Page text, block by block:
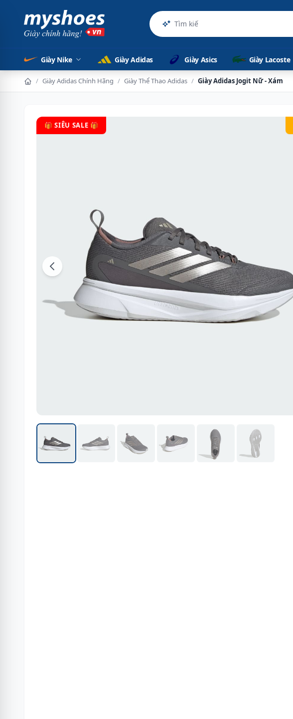
Sản p
Giày Nike Giày Adidas Giày Asics Giày Lacoste
/ Giày Adidas Chính Hãng / Giày Thể Thao Adidas / Giày Adidas Jogit Nữ - Xám
🎁 SIÊU SALE 🎁